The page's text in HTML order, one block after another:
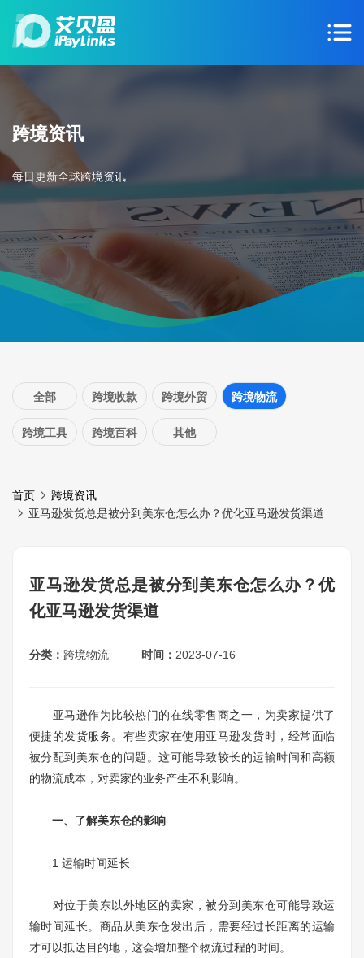
跨境资讯
每日更新全球跨境资讯
全部 跨境收款 跨境外贸 跨境物流
跨境工具 跨境百科 其他
首页
跨境资讯
亚马逊发货总是被分到美东仓怎么办？优化亚马逊发货渠道
亚马逊发货总是被分到美东仓怎么办？优
化亚马逊发货渠道
分类： 跨境物流 时间： 2023-07-16
亚马逊作为比较热门的在线零售商之一，为卖家提供了
便捷的发货服务。有些卖家在使用亚马逊发货时，经常面临
被分配到美东仓的问题。这可能导致较长的运输时间和高额
的物流成本，对卖家的业务产生不利影响。
一、了解美东仓的影响
1 运输时间延长
对位于美东以外地区的卖家，被分到美东仓可能导致运
输时间延长。商品从美东仓发出后，需要经过长距离的运输
才可以抵达目的地，这会增加整个物流过程的时间。